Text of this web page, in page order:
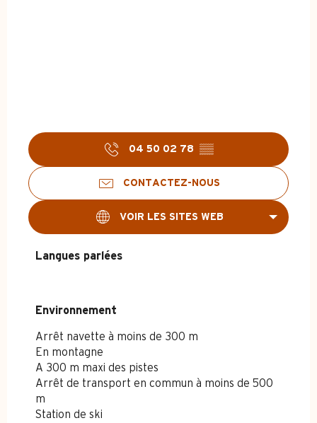
04 50 02 78 ▒▒
CONTACTEZ-NOUS
VOIR LES SITES WEB
Langues parlées
Langues parlées
Environnement
Environnement
Arrêt navette à moins de 300 m
En montagne
A 300 m maxi des pistes
Arrêt de transport en commun à moins de 500
m
Station de ski